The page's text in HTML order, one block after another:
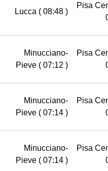
Lucca ( 08:48 )
Pisa
Minucciano-
Pieve ( 07:12 )
Pisa
Minucciano-
Pieve ( 07:14 )
Pisa
Minucciano-
Pieve ( 07:14 )
Pisa